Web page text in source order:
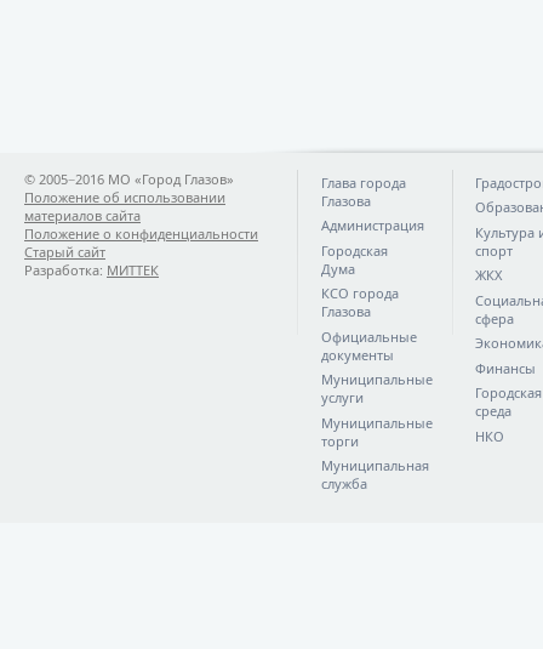
© 2005−2016 МО «Город Глазов»
Положение об использовании
материалов сайта
Положение о конфиденциальности
Старый сайт
Разработка: МИТТЕК
Глава города
Глазова
Администрация
Городская
Дума
КСО города
Глазова
Официальные
документы
Муниципальные
услуги
Муниципальные
торги
Муниципальная
служба
Культура
спорт
ЖКХ
сфера
Финансы
Городская
среда
НКО